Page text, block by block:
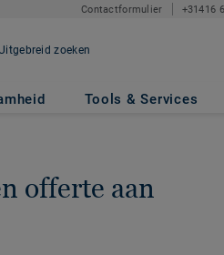
Contactformulier +31416
Uitgebreid zoeken
Tools & Services
offerte aan